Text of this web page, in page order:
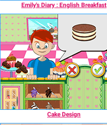
Emily's Diary : English Breakfast
Cake Design